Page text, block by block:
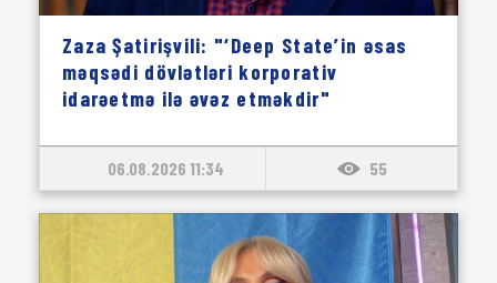
Zaza Şatirişvili: "‘Deep State’in əsas
məqsədi dövlətləri korporativ
idarəetmə ilə əvəz etməkdir"
06.08.2026 11:34 55